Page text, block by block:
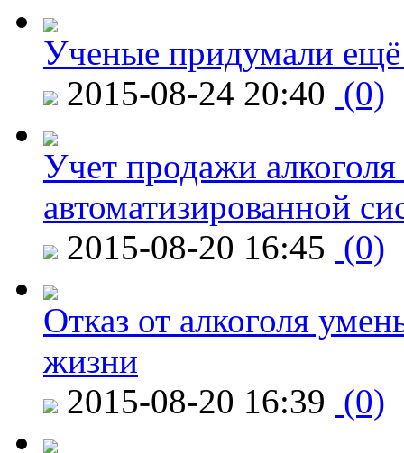
Ученые придумали ещё
2015-08-24 20:40 (0)
Учет продажи
автоматизированной
2015-08-20 16:45 (0)
Отказ от алкоголя
жизни
2015-08-20 16:39 (0)